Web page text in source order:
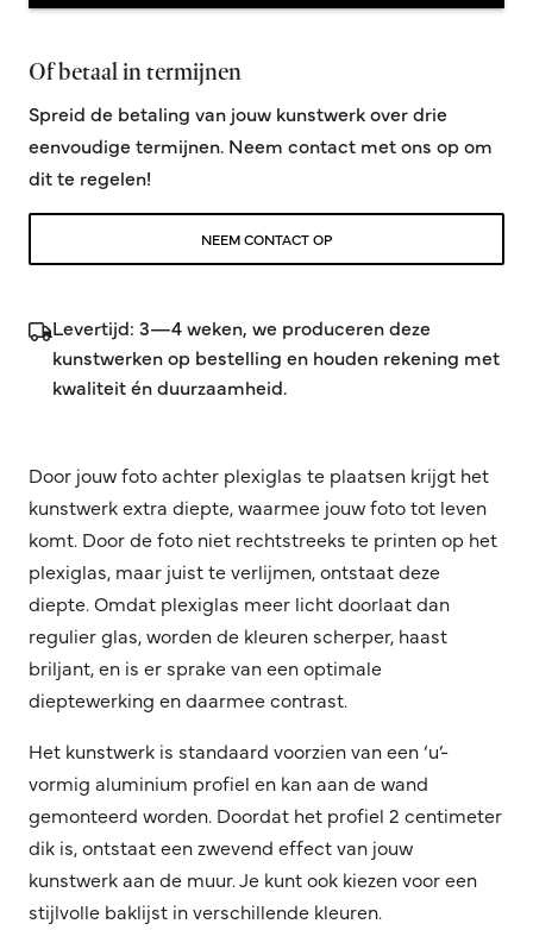
Of betaal in termijnen
Spreid de betaling van jouw kunstwerk over drie
eenvoudige termijnen. Neem contact met ons op om
dit te regelen!
NEEM CONTACT OP
Levertijd: 3—4 weken, we produceren deze
kunstwerken op bestelling en houden rekening met
kwaliteit én duurzaamheid.
Door jouw foto achter plexiglas te plaatsen krijgt het
kunstwerk extra diepte, waarmee jouw foto tot leven
komt. Door de foto niet rechtstreeks te printen op het
plexiglas, maar juist te verlijmen, ontstaat deze
diepte. Omdat plexiglas meer licht doorlaat dan
regulier glas, worden de kleuren scherper, haast
briljant, en is er sprake van een optimale
dieptewerking en daarmee contrast.
Het kunstwerk is standaard voorzien van een ‘u’-
vormig aluminium profiel en kan aan de wand
gemonteerd worden. Doordat het profiel 2 centimeter
dik is, ontstaat een zwevend effect van jouw
kunstwerk aan de muur. Je kunt ook kiezen voor een
stijlvolle baklijst in verschillende kleuren.